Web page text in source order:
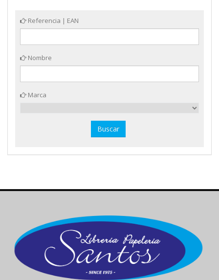
Referencia | EAN
Nombre
Marca